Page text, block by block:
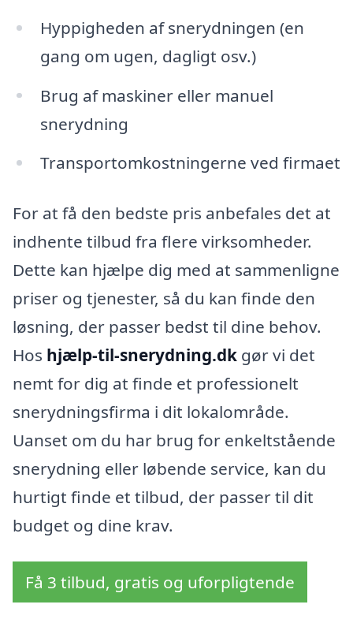
Hyppigheden af snerydningen (en
gang om ugen, dagligt osv.)
Brug af maskiner eller manuel
snerydning
Transportomkostningerne ved firmaet
For at få den bedste pris anbefales det at
indhente tilbud fra flere virksomheder.
Dette kan hjælpe dig med at sammenligne
priser og tjenester, så du kan finde den
løsning, der passer bedst til dine behov.
Hos hjælp-til-snerydning.dk gør vi det
nemt for dig at finde et professionelt
snerydningsfirma i dit lokalområde.
Uanset om du har brug for enkeltstående
snerydning eller løbende service, kan du
hurtigt finde et tilbud, der passer til dit
budget og dine krav.
Få 3 tilbud, gratis og uforpligtende